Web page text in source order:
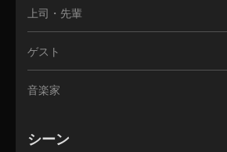
上司・先輩
ゲスト
音楽家
シーン